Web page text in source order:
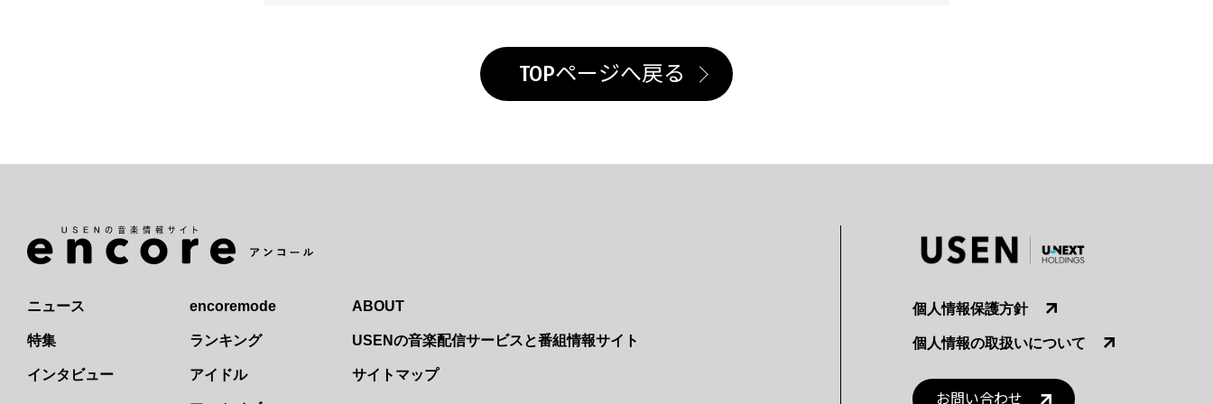
TOPページへ戻る
ニュース
特集
インタビュー
encoremode
ランキング
アイドル
ABOUT
USENの音楽配信サービスと番組情報サイト
サイトマップ
個人情報保護方針
個人情報の取扱いについて
お問い合わせ